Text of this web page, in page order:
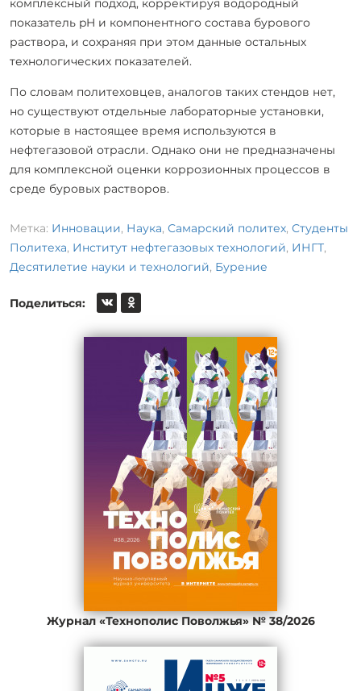
комплексный подход, корректируя водородный
показатель pH и компонентного состава бурового
раствора, и сохраняя при этом данные остальных
технологических показателей.
По словам политеховцев, аналогов таких стендов нет,
но существуют отдельные лабораторные установки,
которые в настоящее время используются в
нефтегазовой отрасли. Однако они не предназначены
для комплексной оценки коррозионных процессов в
среде буровых растворов.
Метка: Инновации, Наука, Самарский политех, Студенты
Политеха, Институт нефтегазовых технологий, ИНГТ,
Десятилетие науки и технологий, Бурение
Поделиться:
Журнал «Технополис Поволжья» № 38/2026